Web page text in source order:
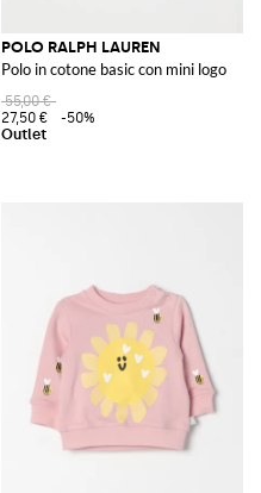
POLO RALPH LAUREN
Polo in cotone basic con mini logo
55,00 €
27,50 €
-50%